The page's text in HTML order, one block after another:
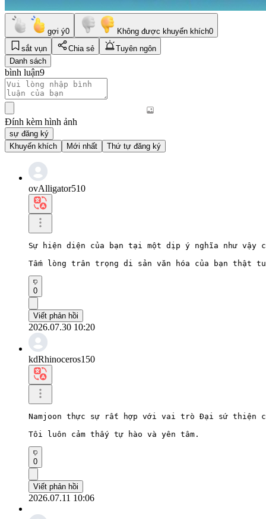
gợi ý0 Không được khuyến khích0
sắt vụn
Chia sẻ
Tuyên ngôn
Danh sách
bình luận9
Đính kèm hình ảnh
sự đăng ký
Khuyến khích
Mới nhất Thứ tự đăng ký
ovAlligator510
Sự hiện diện của bạn tại một dịp ý nghĩa như vậy
Tấm lòng trân trọng di sản văn hóa của bạn thật
0
Viết phản hồi
2026.07.30 10:20
kdRhinoceros150
Namjoon thực sự rất hợp với vai trò Đại sứ thiện
Tôi luôn cảm thấy tự hào và yên tâm.
0
Viết phản hồi
2026.07.11 10:06